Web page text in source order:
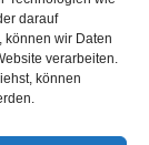
darauf
können wir Daten
verarbeiten.
könnenim